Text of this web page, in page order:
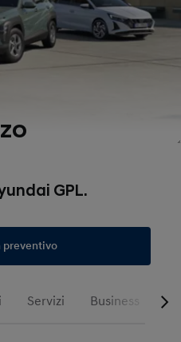
GPL.
preventivo
Servizi Business